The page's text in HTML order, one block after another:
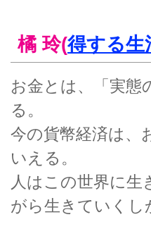
橘 玲(得する生
お金とは、「実態
る。
今の貨幣経済は、
いえる。
人はこの世界に
がら生きていくし